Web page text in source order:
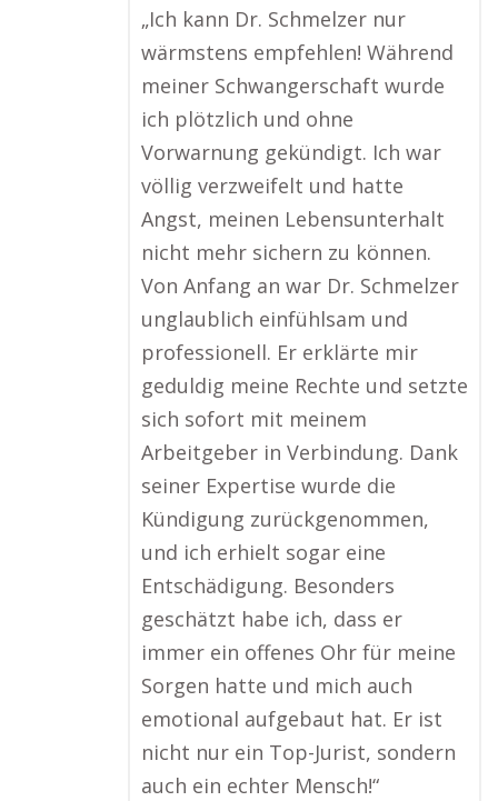
„Ich kann Dr. Schmelzer nur
wärmstens empfehlen! Während
meiner Schwangerschaft wurde
ich plötzlich und ohne
Vorwarnung gekündigt. Ich war
völlig verzweifelt und hatte
Angst, meinen Lebensunterhalt
nicht mehr sichern zu können.
Von Anfang an war Dr. Schmelzer
unglaublich einfühlsam und
professionell. Er erklärte mir
geduldig meine Rechte und setzte
sich sofort mit meinem
Arbeitgeber in Verbindung. Dank
seiner Expertise wurde die
Kündigung zurückgenommen,
und ich erhielt sogar eine
Entschädigung. Besonders
geschätzt habe ich, dass er
immer ein offenes Ohr für meine
Sorgen hatte und mich auch
emotional aufgebaut hat. Er ist
nicht nur ein Top-Jurist, sondern
auch ein echter Mensch!“